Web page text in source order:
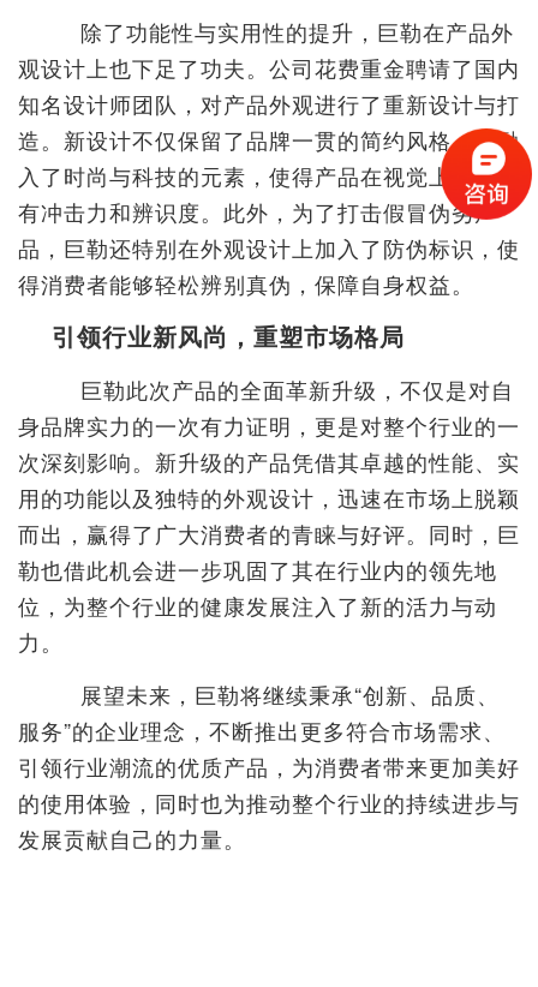
除了功能性与实用性的提升，巨勒在产品外
观设计上也下足了功夫。公司花费重金聘请了国内
知名设计师团队，对产品外观进行了重新设计与打
造。新设计不仅保留了品牌一贯的简约风格，更融
入了时尚与科技的元素，使得产品在视觉上更加具
有冲击力和辨识度。此外，为了打击假冒伪劣产
品，巨勒还特别在外观设计上加入了防伪标识，使
得消费者能够轻松辨别真伪，保障自身权益。
引领行业新风尚，重塑市场格局
巨勒此次产品的全面革新升级，不仅是对自
身品牌实力的一次有力证明，更是对整个行业的一
次深刻影响。新升级的产品凭借其卓越的性能、实
用的功能以及独特的外观设计，迅速在市场上脱颖
而出，赢得了广大消费者的青睐与好评。同时，巨
勒也借此机会进一步巩固了其在行业内的领先地
位，为整个行业的健康发展注入了新的活力与动
力。
展望未来，巨勒将继续秉承“创新、品质、
服务”的企业理念，不断推出更多符合市场需求、
引领行业潮流的优质产品，为消费者带来更加美好
的使用体验，同时也为推动整个行业的持续进步与
发展贡献自己的力量。